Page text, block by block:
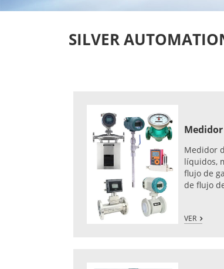
SILVER
Medidor
líquidos,
flujo de
de flujo
VER